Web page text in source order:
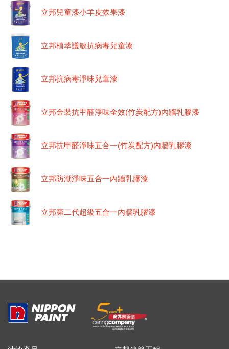
立邦兒童漆小羊皮效果漆
立邦植萃護敏抗病毒兒童漆
立邦抗病毒淨味兒童漆
立邦金裝抗甲醛淨味全效(竹炭配方)內牆乳膠漆
立邦抗甲醛淨味五合一(竹炭配方)內牆乳膠漆
立邦防潮淨味五合一內牆乳膠漆
立邦第二代超級五合一內牆乳膠漆